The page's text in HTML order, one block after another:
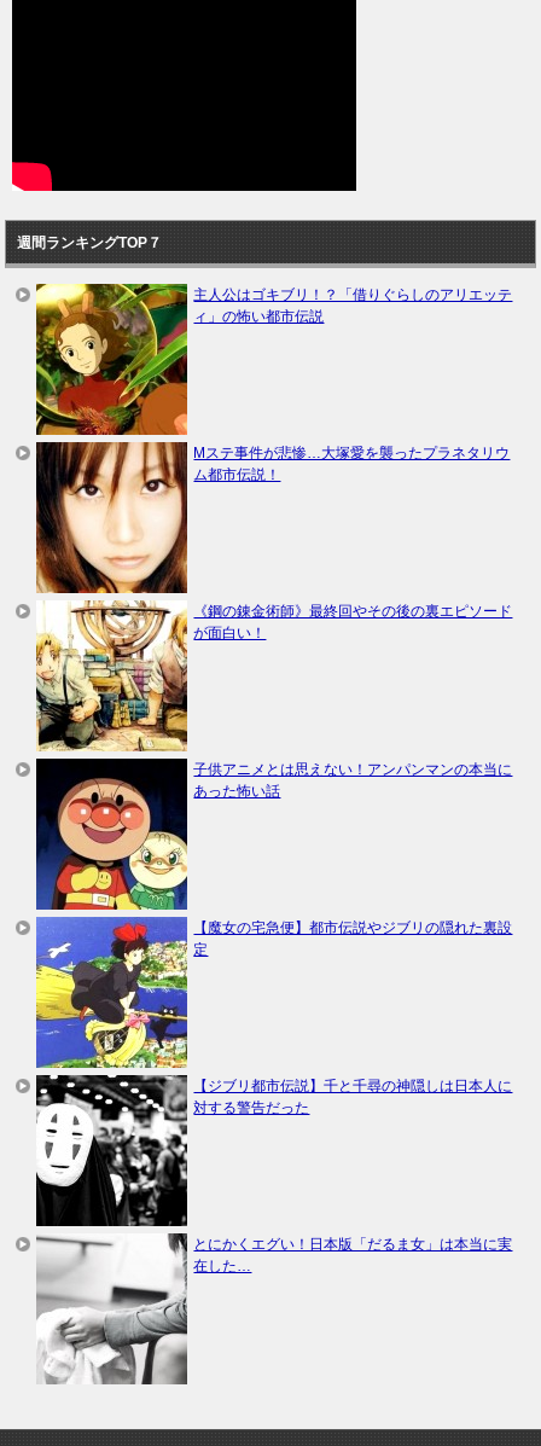
週間ランキングTOP７
主人公はゴキブリ！？「借りぐらしのアリエッテ
ィ」の怖い都市伝説
Mステ事件が悲惨…大塚愛を襲ったプラネタリウ
ム都市伝説！
《鋼の錬金術師》最終回やその後の裏エピソード
が面白い！
子供アニメとは思えない！アンパンマンの本当に
あった怖い話
【魔女の宅急便】都市伝説やジブリの隠れた裏設
定
【ジブリ都市伝説】千と千尋の神隠しは日本人に
対する警告だった
とにかくエグい！日本版「だるま女」は本当に実
在した…